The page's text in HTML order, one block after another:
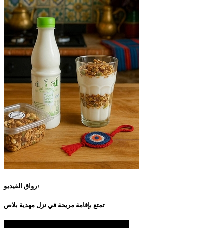
رواق الفيديو+
تمتع بإقامة مريحة في نزل مهدية بلاص